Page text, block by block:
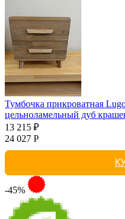
Тумбочка прикроватная
цельноламельный дуб
13 215 ₽
24 027 Р
-45%